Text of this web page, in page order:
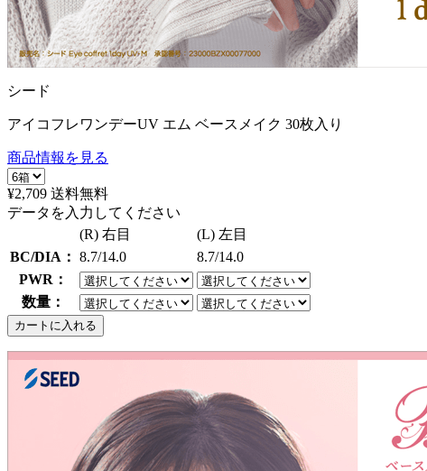
シード
アイコフレワンデーUV エム ベースメイク 30枚入り
商品情報を見る
¥2,709 送料無料
データを入力してください
(R) 右目
(L) 左目
BC/DIA： 8.7/14.0
8.7/14.0
PWR：
数量：
カートに入れる